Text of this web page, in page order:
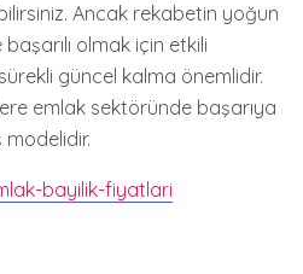
Ancak rekabetin yoğun
olmak için etkili
güncel kalma önemlidir.
emlak sektöründe başarıya
modelidir.
bayilik-fiyatlari